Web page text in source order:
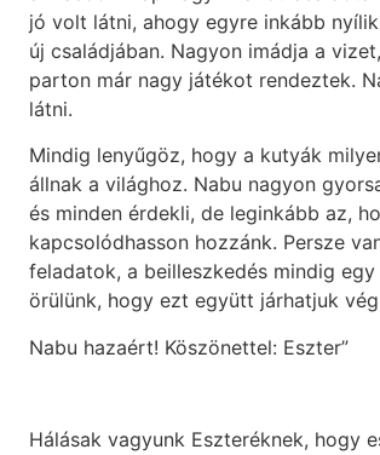
jó volt látni, ahogy egyre inkább
új családjában. Nagyon imádja a
parton már nagy játékot rendeztek.
látni.
Mindig lenyűgöz, hogy a kutyák
állnak a világhoz. Nabu nagyon
és minden érdekli, de leginkább az,
kapcsolódhasson hozzánk. Persze
feladatok, a beilleszkedés mindig
örülünk, hogy ezt együtt járhatjuk
Nabu hazaért! Köszönettel: Eszter”
Hálásak vagyunk Eszteréknek, hogy